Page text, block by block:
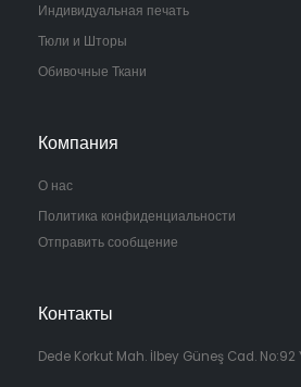
Индивидуальная печать
Тюли и Шторы
Обивочные Ткани
Компания
О нас
Политика конфиденциальности
Отправить сообщение
Контакты
Dede Korkut Mah. İlbey Güneş Cad. No:92